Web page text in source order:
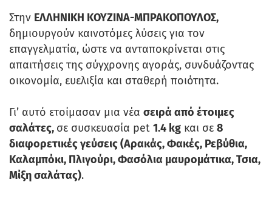
Στην ΕΛΛΗΝΙΚΗ ΚΟΥΖΙΝΑ-ΜΠΡΑΚΟΠΟΥΛΟΣ,
δημιουργούν καινοτόμες λύσεις για τον
επαγγελματία, ώστε να ανταποκρίνεται στις
απαιτήσεις της σύγχρονης αγοράς, συνδυάζοντας
οικονομία, ευελιξία και σταθερή ποιότητα.
Γι’ αυτό ετοίμασαν μια νέα σειρά από έτοιμες
σαλάτες, σε συσκευασία pet 1.4 kg και σε 8
διαφορετικές γεύσεις (Αρακάς, Φακές, Ρεβύθια,
Καλαμπόκι, Πλιγούρι, Φασόλια μαυρομάτικα, Τσια,
Μίξη σαλάτας).